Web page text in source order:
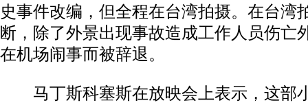
史事件改编，但全程在台湾拍摄。在台湾
断，除了外景出现事故造成工作人员伤亡
在机场闹事而被辞退。
马丁斯科塞斯在放映会上表示，这部